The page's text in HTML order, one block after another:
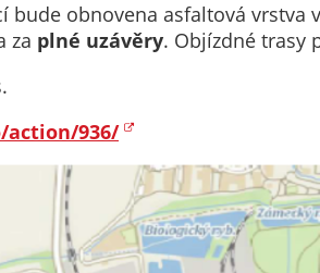
bude obnovena asfaltová
za plné uzávěry. Objízdné trasy
936/